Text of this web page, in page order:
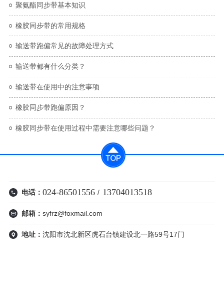
聚氨酯同步带基本知识
橡胶同步带的常用规格
输送带跑偏常见的故障处理方式
输送带都有什么分类？
输送带在使用中的注意事项
橡胶同步带跑偏原因？
橡胶同步带在使用过程中需要​注意哪些问题？
电话： 024-86501556 / 13704013518
邮箱： syfrz@foxmail.com
地址： 沈阳市沈北新区虎石台镇建设北一路59号17门